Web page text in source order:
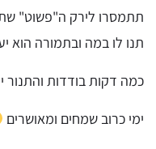
תתמסרו לירק ה"פשוט"
תנו לו במה ובתמורה הוא
כמה דקות בודדות
ימי כרוב שמחים ומאושרים